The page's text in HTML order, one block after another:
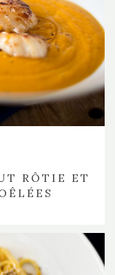
RÔTIE ET